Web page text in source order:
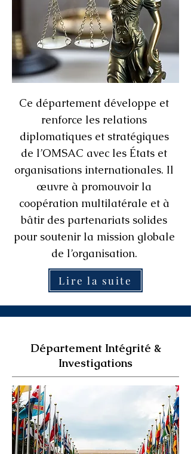
Ce département développe et
renforce les relations
diplomatiques et stratégiques
de l’OMSAC avec les États et
organisations internationales. Il
œuvre à promouvoir la
coopération multilatérale et à
bâtir des partenariats solides
pour soutenir la mission globale
de l’organisation.
Lire la suite
Département Intégrité &
Investigations